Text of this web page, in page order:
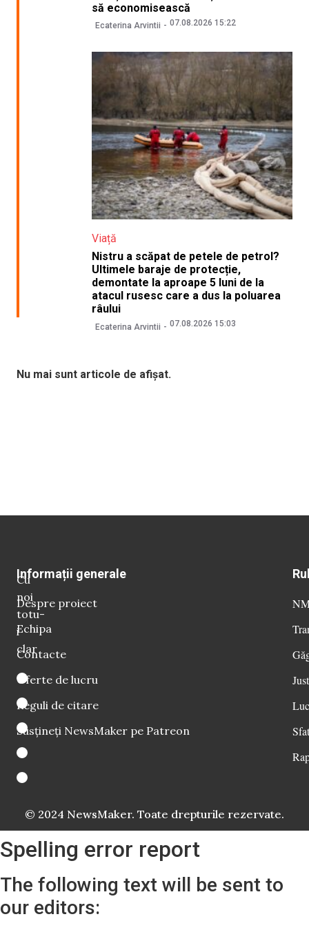
să economisească
Ecaterina Arvintii 07.08.2026 15:22
Viață
Nistru a scăpat de petele de petrol?
Ultimele baraje de protecție,
demontate la aproape 5 luni de la
atacul rusesc care a dus la poluarea
râului
Ecaterina Arvintii 07.08.2026 15:03
Nu mai sunt articole de afișat.
Cu
noi
totu-
i
clar
Informații generale
Despre proiect
Echipa
Contacte
Oferte de lucru
Reguli de citare
Susțineți NewsMaker pe Patreon
© 2024 NewsMaker. Toate drepturile rezervate.
Spelling error report
The following text will be sent to
our editors: